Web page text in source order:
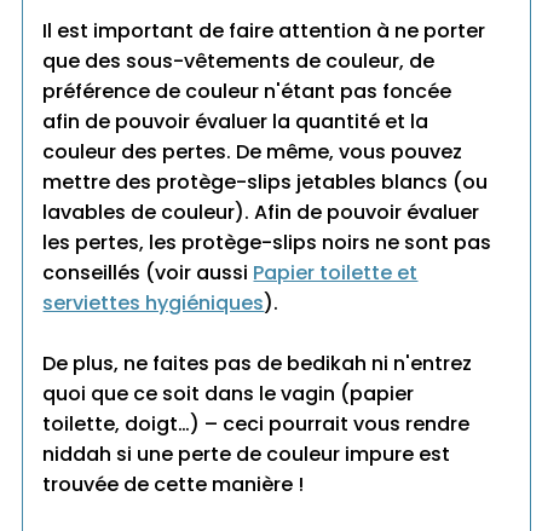
Il est important de faire attention à ne porter
que des sous-vêtements de couleur, de
préférence de couleur n'étant pas foncée
afin de pouvoir évaluer la quantité et la
couleur des pertes. De même, vous pouvez
mettre des protège-slips jetables blancs (ou
lavables de couleur). Afin de pouvoir évaluer
les pertes, les protège-slips noirs ne sont pas
conseillés (voir aussi Papier toilette et
serviettes hygiéniques).
De plus, ne faites pas de bedikah ni n'entrez
quoi que ce soit dans le vagin (papier
toilette, doigt…) – ceci pourrait vous rendre
niddah si une perte de couleur impure est
trouvée de cette manière !